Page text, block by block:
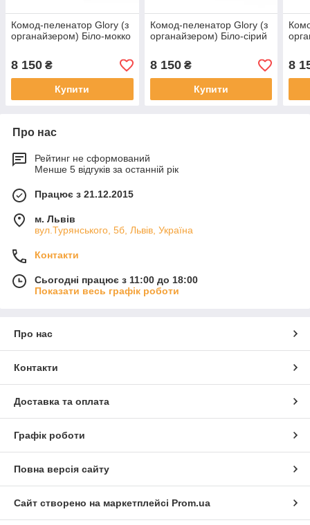
Комод-пеленатор Glory (з
органайзером) Біло-мокко
8 150 ₴
Купити
Комод-пеленатор Glory (з
органайзером) Біло-сірий
8 150₴
Купити
8
Про нас
Рейтинг не сформований
Менше 5 відгуків за останній рік
Працює з 21.12.2015
м. Львів
вул.Турянського, 5б, Львів, Україна
Контакти
Сьогодні працює з 11:00 до 18:00
Показати весь графік роботи
Про нас
Контакти
Доставка та оплата
Графік роботи
Повна версія сайту
Сайт створено на маркетплейсі Prom.ua